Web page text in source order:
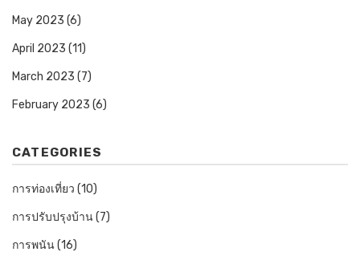
May 2023 (6)
April 2023 (11)
March 2023 (7)
February 2023 (6)
CATEGORIES
การท่องเที่ยว (10)
การปรับปรุงบ้าน(7)
การพนัน(16)